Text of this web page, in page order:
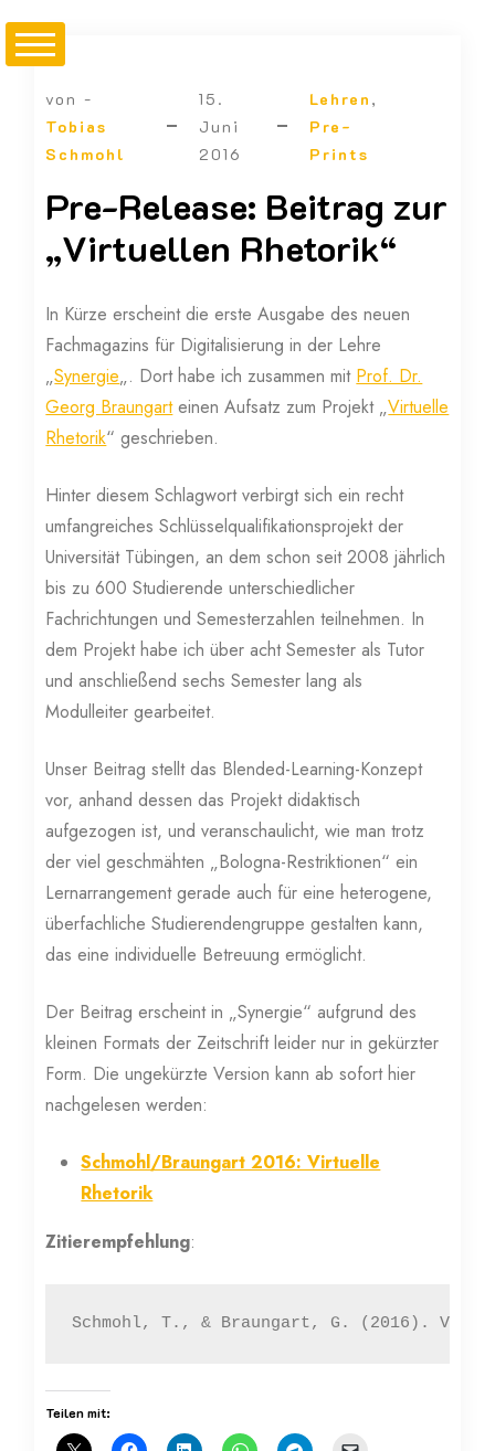
von -
Tobias
Schmohl
15.
Juni
2016
Lehren ,
Pre-
Prints
Pre-Release: Beitrag zur
„Virtuellen Rhetorik“
In Kürze erscheint die erste Ausgabe des neuen
Fachmagazins für Digitalisierung in der Lehre
„Synergie„. Dort habe ich zusammen mit Prof. Dr.
Georg Braungarteinen Aufsatz zum Projekt „Virtuelle
Rhetorik“ geschrieben.
Hinter diesem Schlagwort verbirgt sich ein recht
umfangreiches Schlüsselqualifikationsprojekt der
Universität Tübingen, an dem schon seit 2008 jährlich
bis zu 600 Studierende unterschiedlicher
Fachrichtungen und Semesterzahlen teilnehmen. In
dem Projekt habe ich über acht Semester als Tutor
und anschließend sechs Semester lang als
Modulleiter gearbeitet.
Unser Beitrag stellt das Blended-Learning-Konzept
vor, anhand dessen das Projekt didaktisch
aufgezogen ist, und veranschaulicht, wie man trotz
der viel geschmähten „Bologna-Restriktionen“ ein
Lernarrangement gerade auch für eine heterogene,
überfachliche Studierendengruppe gestalten kann,
das eine individuelle Betreuung ermöglicht.
Der Beitrag erscheint in „Synergie“ aufgrund des
kleinen Formats der Zeitschrift leider nur in gekürzter
Form. Die ungekürzte Version kann ab sofort hier
nachgelesen werden:
Schmohl/Braungart 2016: Virtuelle
Rhetorik
Zitierempfehlung:
Schmohl, T., & Braungart, G. (2016).
Teilen mit: